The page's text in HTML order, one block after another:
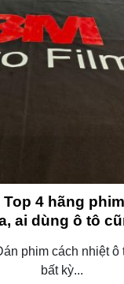
4 hãng
ai dùng ô tô
phim cách nhiệt ô
bất kỳ...